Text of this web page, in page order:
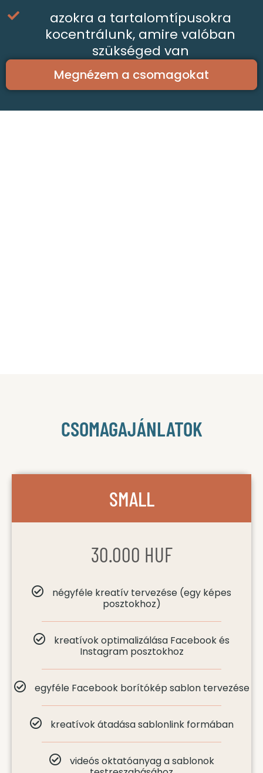
azokra a tartalomtípusokra
kocentrálunk, amire valóban
szükséged van
Megnézem a csomagokat
CSOMAGAJÁNLATOK
SMALL
30.000 HUF
négyféle kreatív tervezése (egy képes
posztokhoz)
kreatívok optimalizálása Facebook és
Instagram posztokhoz
egyféle Facebook borítókép sablon tervezése
kreatívok átadása sablonlink formában
videós oktatóanyag a sablonok